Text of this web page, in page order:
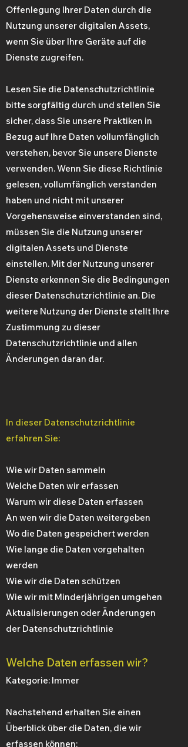
Offenlegung Ihrer Daten durch die
Nutzung unserer digitalen Assets,
wenn Sie über Ihre Geräte auf die
Dienste zugreifen.
Lesen Sie die Datenschutzrichtlinie
bitte sorgfältig durch und stellen Sie
sicher, dass Sie unsere Praktiken in
Bezug auf Ihre Daten vollumfänglich
verstehen, bevor Sie unsere Dienste
verwenden. Wenn Sie diese Richtlinie
gelesen, vollumfänglich verstanden
haben und nicht mit unserer
Vorgehensweise einverstanden sind,
müssen Sie die Nutzung unserer
digitalen Assets und Dienste
einstellen. Mit der Nutzung unserer
Dienste erkennen Sie die Bedingungen
dieser Datenschutzrichtlinie an. Die
weitere Nutzung der Dienste stellt Ihre
Zustimmung zu dieser
Datenschutzrichtlinie und allen
Änderungen daran dar.
In dieser Datenschutzrichtlinie
erfahren Sie:
Wie wir Daten sammeln
Welche Daten wir erfassen
Warum wir diese Daten erfassen
An wen wir die Daten weitergeben
Wo die Daten gespeichert werden
Wie lange die Daten vorgehalten
werden
Wie wir die Daten schützen
Wie wir mit Minderjährigen umgehen
Aktualisierungen oder Änderungen
der Datenschutzrichtlinie
Welche Daten erfassen wir?
Kategorie: Immer
Nachstehend erhalten Sie einen
Überblick über die Daten, die wir
erfassen können: